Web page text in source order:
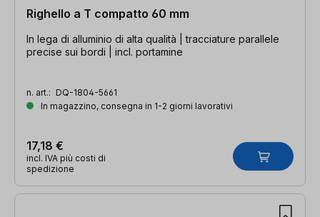
Righello a T compatto 60 mm
In lega di alluminio di alta qualità | tracciature parallele
precise sui bordi | incl. portamine
n. art.: DQ-1804-5661
In magazzino, consegna in 1-2 giorni lavorativi
17,18 €
incl. IVA più costi di
spedizione